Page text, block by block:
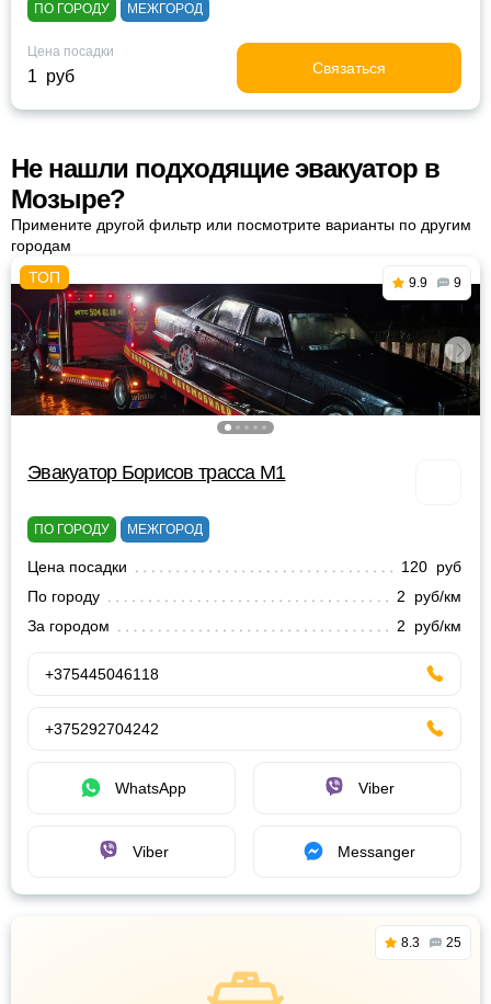
ПО ГОРОДУ МЕЖГОРОД
Цена посадки
1 руб Связаться
Не нашли подходящие эвакуатор в
Мозыре?
Примените другой фильтр или посмотрите варианты по другим
городам
9.9 9
Эвакуатор Борисов трасса М1
ПО ГОРОДУ МЕЖГОРОД
Цена посадки
120 руб
По городу
2 руб/км
За городом
2 руб/км
+375445046118
+375292704242
WhatsApp Viber
Viber Messanger
8.3 25